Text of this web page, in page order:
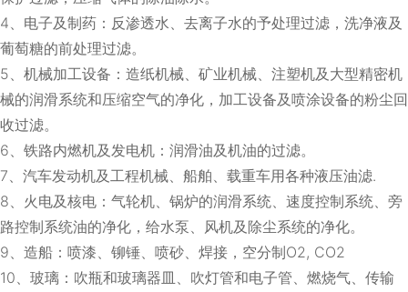
4、电子及制药：反渗透水、去离子水的予处理过滤，洗净液及
葡萄糖的前处理过滤。
5、机械加工设备：造纸机械、矿业机械、注塑机及大型精密机
械的润滑系统和压缩空气的净化，加工设备及喷涂设备的粉尘回
收过滤。
6、铁路内燃机及发电机：润滑油及机油的过滤。
7、汽车发动机及工程机械、船舶、载重车用各种液压油滤.
8、火电及核电：气轮机、锅炉的润滑系统、速度控制系统、旁
路控制系统油的净化，给水泵、风机及除尘系统的净化。
9、造船：喷漆、铆锤、喷砂、焊接，空分制O2, CO2
10、玻璃：吹瓶和玻璃器皿、吹灯管和电子管、燃烧气、传输